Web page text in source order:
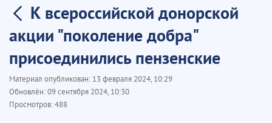
К всероссийской донорской
акции "поколение добра"
присоединились пензенские
Материал опубликован: 13 февраля 2024, 10:29
Обновлён:09 сентября 2024, 10:30
Просмотров:488